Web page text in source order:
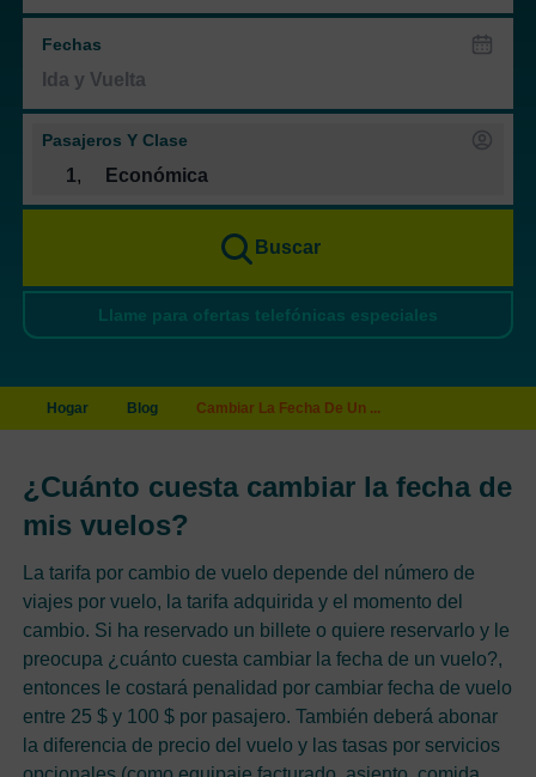
Fechas
Pasajeros Y Clase
1, Económica
Buscar
Llame para ofertas telefónicas especiales
Hogar Blog Cambiar La Fecha De Un ...
¿Cuánto cuesta cambiar la fecha de
mis vuelos?
La tarifa por cambio de vuelo depende del número de
viajes por vuelo, la tarifa adquirida y el momento del
cambio. Si ha reservado un billete o quiere reservarlo y le
preocupa ¿cuánto cuesta cambiar la fecha de un vuelo?,
entonces le costará penalidad por cambiar fecha de vuelo
entre 25 $ y 100 $ por pasajero. También deberá abonar
la diferencia de precio del vuelo y las tasas por servicios